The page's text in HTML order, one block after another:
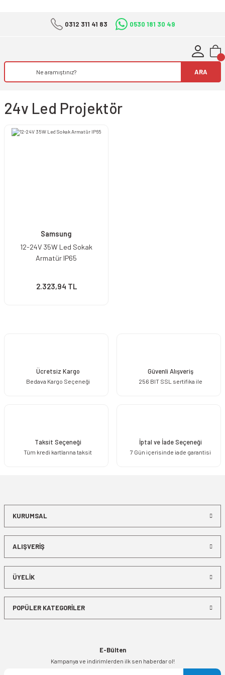
0312 311 41 83 0530 181 30 49
ARA
24v Led Projektör
Samsung
12-24V 35W Led Sokak
Armatür IP65
2.323,94 TL
Ücretsiz Kargo
Bedava Kargo Seçeneği
Güvenli Alışveriş
256 BIT SSL sertifika ile
Taksit Seçeneği
Tüm kredi kartlarına taksit
İptal ve İade Seçeneği
7 Gün içerisinde iade garantisi
KURUMSAL
ALIŞVERİŞ
ÜYELİK
POPÜLER KATEGORİLER
E-Bülten
Kampanya ve indirimlerden ilk sen haberdar ol!